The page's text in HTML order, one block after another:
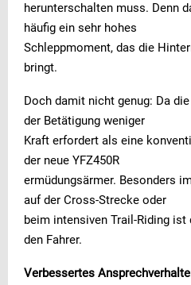
herunterschalten muss. Denn
häufig ein sehr hohes
Schleppmoment, das die
bringt.
Doch damit nicht genug: Da
der Betätigung weniger
Kraft erfordert als eine
der neue YFZ450R
ermüdungsärmer. Besonders
auf der Cross-Strecke oder
beim intensiven Trail-Riding
den Fahrer.
Verbessertes